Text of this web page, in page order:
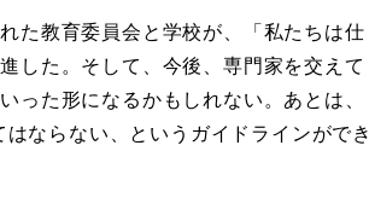
た教育委員会と学校が、「私たちは仕
した。そして、今後、専門家を交えて
った形になるかもしれない。あとは、
ならない、というガイドラインができ